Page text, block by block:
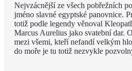
Nejvzácnější ze všech pobřežních
jméno slavné egyptské panovnice.
totiž podle legendy věnoval
Marcus Aurelius jako svatební dar.
mezi všemi, kteří nefandí velkým
do moře je tu totiž nezvykle